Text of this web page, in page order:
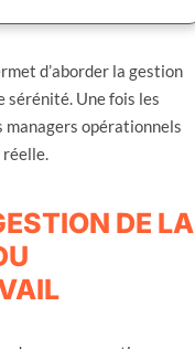
d’aborder la gestion
sérénité. Une fois les
managers opérationnels
DE LA